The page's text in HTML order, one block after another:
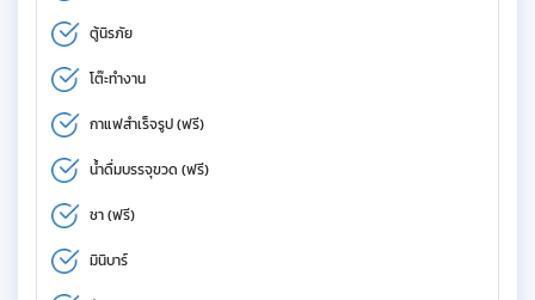
ตู้นิรภัย
โต๊ะทำงาน
กาแฟสำเร็จรูป (ฟรี)
น้ำดื่มบรรจุขวด (ฟรี)
ชา (ฟรี)
มินิบาร์